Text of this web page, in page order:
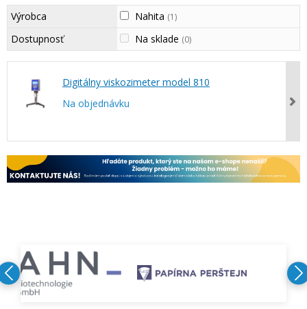
Výrobca Nahita (1)
Dostupnosť Na sklade (0)
Digitálny viskozimeter model 810
Na objednávku